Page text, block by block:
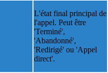
L'état final principal de
l'appel. Peut être
'Terminé',
'Abandonné',
'Redirigé' ou 'Appel
direct'.